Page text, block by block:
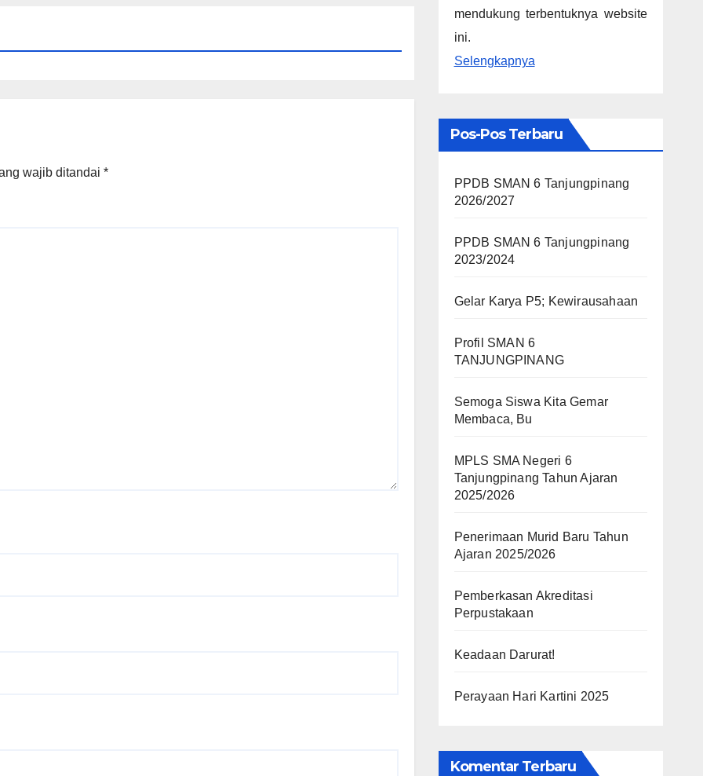
wajib ditandai *
mendukung terbentuknya website
ini.
Selengkapnya
Pos-Pos Terbaru
PPDB SMAN 6 Tanjungpinang
2026/2027
PPDB SMAN 6 Tanjungpinang
2023/2024
Gelar Karya P5; Kewirausahaan
Profil SMAN 6
TANJUNGPINANG
Semoga Siswa Kita Gemar
Membaca, Bu
MPLS SMA Negeri 6
Tanjungpinang Tahun Ajaran
2025/2026
Penerimaan Murid Baru Tahun
Ajaran 2025/2026
Pemberkasan Akreditasi
Perpustakaan
Keadaan Darurat!
Perayaan Hari Kartini 2025
Komentar Terbaru